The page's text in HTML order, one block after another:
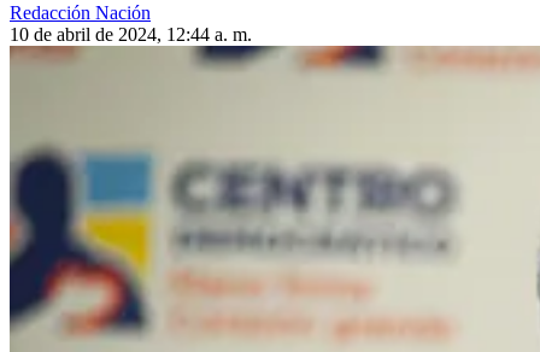
Redacción Nación
10 de abril de 2024, 12:44 a. m.